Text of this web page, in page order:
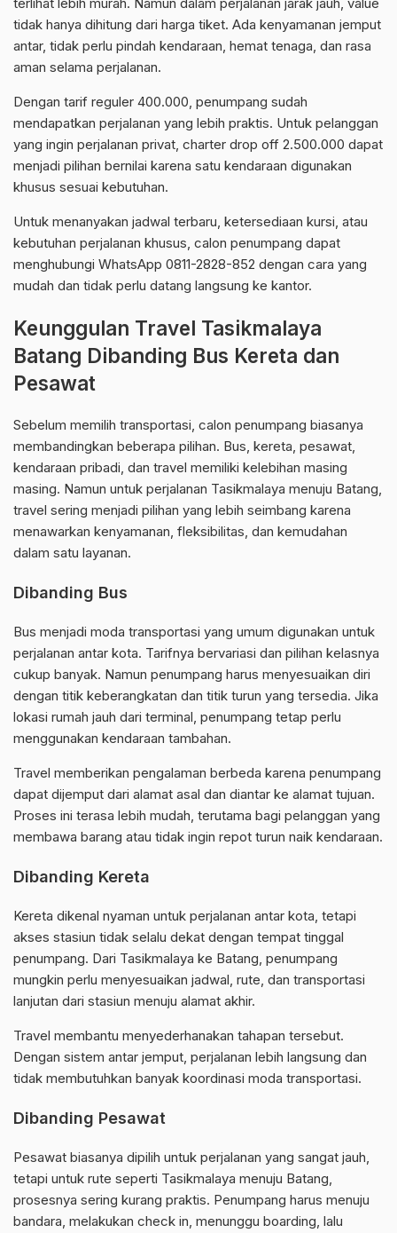
terlihat lebih murah. Namun dalam perjalanan jarak jauh, value
tidak hanya dihitung dari harga tiket. Ada kenyamanan jemput
antar, tidak perlu pindah kendaraan, hemat tenaga, dan rasa
aman selama perjalanan.
Dengan tarif reguler 400.000, penumpang sudah
mendapatkan perjalanan yang lebih praktis. Untuk pelanggan
yang ingin perjalanan privat, charter drop off 2.500.000 dapat
menjadi pilihan bernilai karena satu kendaraan digunakan
khusus sesuai kebutuhan.
Untuk menanyakan jadwal terbaru, ketersediaan kursi, atau
kebutuhan perjalanan khusus, calon penumpang dapat
menghubungi WhatsApp 0811-2828-852 dengan cara yang
mudah dan tidak perlu datang langsung ke kantor.
Keunggulan Travel Tasikmalaya
Batang Dibanding Bus Kereta dan
Pesawat
Sebelum memilih transportasi, calon penumpang biasanya
membandingkan beberapa pilihan. Bus, kereta, pesawat,
kendaraan pribadi, dan travel memiliki kelebihan masing
masing. Namun untuk perjalanan Tasikmalaya menuju Batang,
travel sering menjadi pilihan yang lebih seimbang karena
menawarkan kenyamanan, fleksibilitas, dan kemudahan
dalam satu layanan.
Dibanding Bus
Bus menjadi moda transportasi yang umum digunakan untuk
perjalanan antar kota. Tarifnya bervariasi dan pilihan kelasnya
cukup banyak. Namun penumpang harus menyesuaikan diri
dengan titik keberangkatan dan titik turun yang tersedia. Jika
lokasi rumah jauh dari terminal, penumpang tetap perlu
menggunakan kendaraan tambahan.
Travel memberikan pengalaman berbeda karena penumpang
dapat dijemput dari alamat asal dan diantar ke alamat tujuan.
Proses ini terasa lebih mudah, terutama bagi pelanggan yang
membawa barang atau tidak ingin repot turun naik kendaraan.
Dibanding Kereta
Kereta dikenal nyaman untuk perjalanan antar kota, tetapi
akses stasiun tidak selalu dekat dengan tempat tinggal
penumpang. Dari Tasikmalaya ke Batang, penumpang
mungkin perlu menyesuaikan jadwal, rute, dan transportasi
lanjutan dari stasiun menuju alamat akhir.
Travel membantu menyederhanakan tahapan tersebut.
Dengan sistem antar jemput, perjalanan lebih langsung dan
tidak membutuhkan banyak koordinasi moda transportasi.
Dibanding Pesawat
Pesawat biasanya dipilih untuk perjalanan yang sangat jauh,
tetapi untuk rute seperti Tasikmalaya menuju Batang,
prosesnya sering kurang praktis. Penumpang harus menuju
bandara, melakukan check in, menunggu boarding, lalu